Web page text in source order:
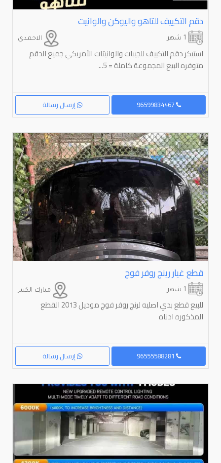
دقم التكييف للتاهو واليوكن والوانيت
الاحمدي
استيكر دقم التكييف للجيبات والوانيتات الأمريكي جميع الدقم
متوفره البيع المجموعة كاملة = 5...
إرسال رسالة
قطع غيار رينج روفر فوج
مبارك الكبير
للبيع قطع بدي اصليه لرنج روفر فوج موديل 2013 القطع
المذكوره ادناه
إرسال رسالة